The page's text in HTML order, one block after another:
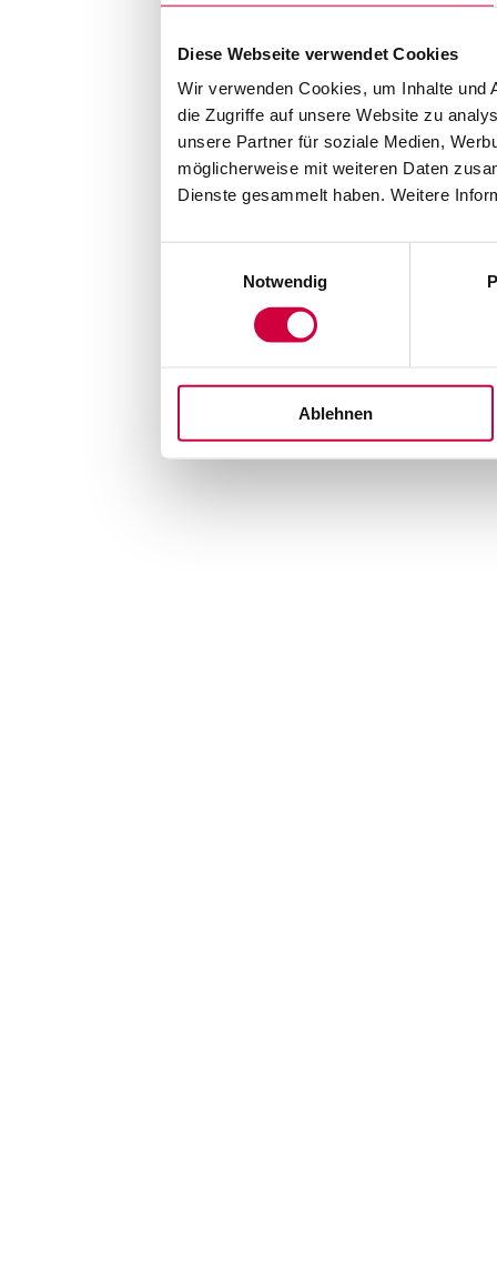
Diese Webseite verwendet Cookies
Wir verwenden Cookies, um Inhalte und
die Zugriffe auf unsere Website zu
unsere Partner für soziale Medien,
möglicherweise mit weiteren Daten
Dienste gesammelt haben. Weitere
Notwendig
Ablehnen